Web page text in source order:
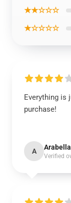
★★☆☆☆
★☆☆☆☆
Everything is
purchase!
A Arabella
Verified